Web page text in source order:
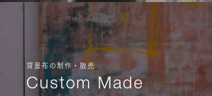
背景布の制作・販売
Custom Made